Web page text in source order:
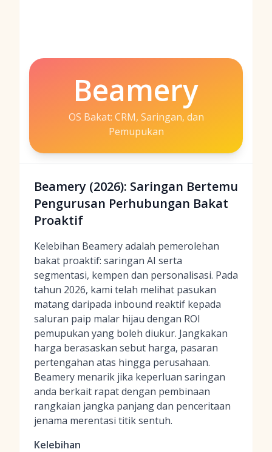
Beamery
OS Bakat: CRM, Saringan, dan
Pemupukan
Beamery (2026): Saringan Bertemu
Pengurusan Perhubungan Bakat
Proaktif
Kelebihan Beamery adalah pemerolehan
bakat proaktif: saringan AI serta
segmentasi, kempen dan personalisasi. Pada
tahun 2026, kami telah melihat pasukan
matang daripada inbound reaktif kepada
saluran paip malar hijau dengan ROI
pemupukan yang boleh diukur. Jangkakan
harga berasaskan sebut harga, pasaran
pertengahan atas hingga perusahaan.
Beamery menarik jika keperluan saringan
anda berkait rapat dengan pembinaan
rangkaian jangka panjang dan penceritaan
jenama merentasi titik sentuh.
Kelebihan